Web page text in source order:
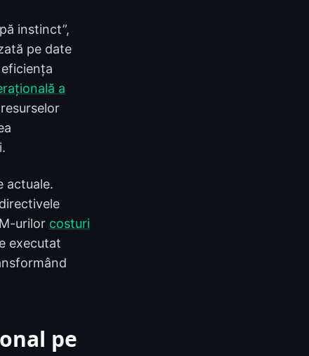
instinct”,
pe date
a
actuale.
urilor costuri
executat
pe